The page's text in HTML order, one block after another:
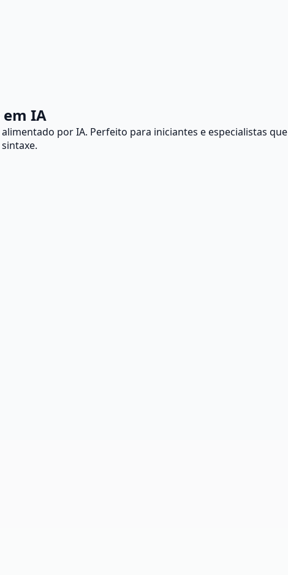
IA
por IA. Perfeito para iniciantes e especialistas que